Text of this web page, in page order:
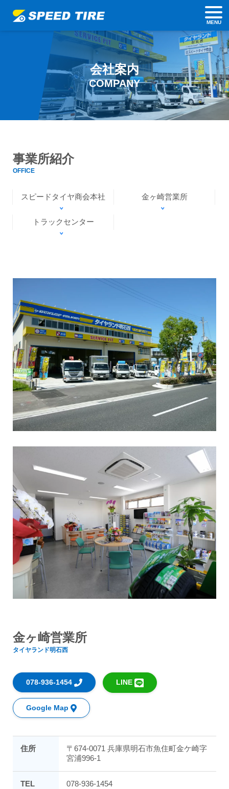
MENU
会社案内
COMPANY
事業所紹介
OFFICE
スピードタイヤ商会本社 金ヶ崎営業所
トラックセンター
金ヶ崎営業所
タイヤランド明石西
078-936-1454 LINE
Google Map
住所
〒674-0071 兵庫県明石市魚住町金ケ崎字
宮浦996-1
TEL 078-936-1454